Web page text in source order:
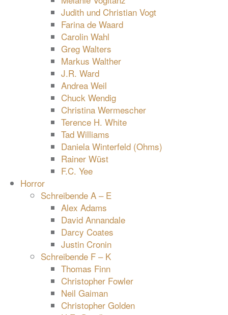
Judith und Christian Vogt
Farina de Waard
Carolin Wahl
Greg Walters
Markus Walther
J.R. Ward
Andrea Weil
Chuck Wendig
Christina Wermescher
Terence H. White
Tad Williams
Daniela Winterfeld (Ohms)
Rainer Wüst
F.C. Yee
Horror
Schreibende A – E
Alex Adams
David Annandale
Darcy Coates
Justin Cronin
Schreibende F – K
Thomas Finn
Christopher Fowler
Neil Gaiman
Christopher Golden